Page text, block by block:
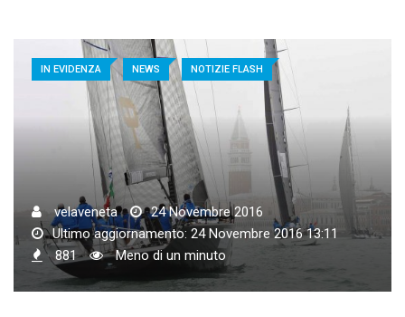
IN EVIDENZA NEWS NOTIZIE FLASH
velaveneta
24 Novembre 2016
Ultimo aggiornamento: 24 Novembre 2016 13:11
881
Meno di un minuto